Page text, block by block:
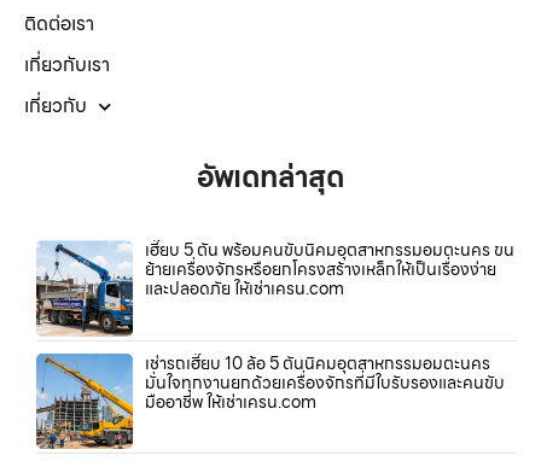
ติดต่อเรา
เกี่ยวกับเรา
เกี่ยวกับ
อัพเดทล่าสุด
เฮี๊ยบ 5 ตัน พร้อมคนขับนิคมอุตสาหกรรมอมตะนคร ขน
ย้ายเครื่องจักรหรือยกโครงสร้างเหล็กให้เป็นเรื่องง่าย
และปลอดภัย ให้เช่าเครน.com
เช่ารถเฮี๊ยบ 10 ล้อ 5 ตันนิคมอุตสาหกรรมอมตะนคร
มั่นใจทุกงานยกด้วยเครื่องจักรที่มีใบรับรองและคนขับ
มืออาชีพ ให้เช่าเครน.com